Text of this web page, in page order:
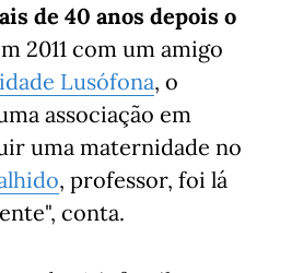
de 40 anos depois o
2011 com um amigo
Lusófona, o
associação em
uma maternidade no
, professor, foi lá
conta.